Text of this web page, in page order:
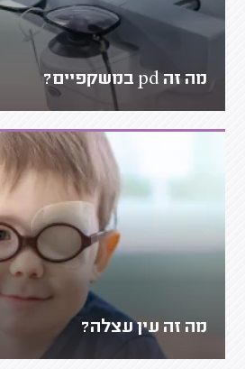
מה זה pd במשקפיים?
מה זה עין עצלה?